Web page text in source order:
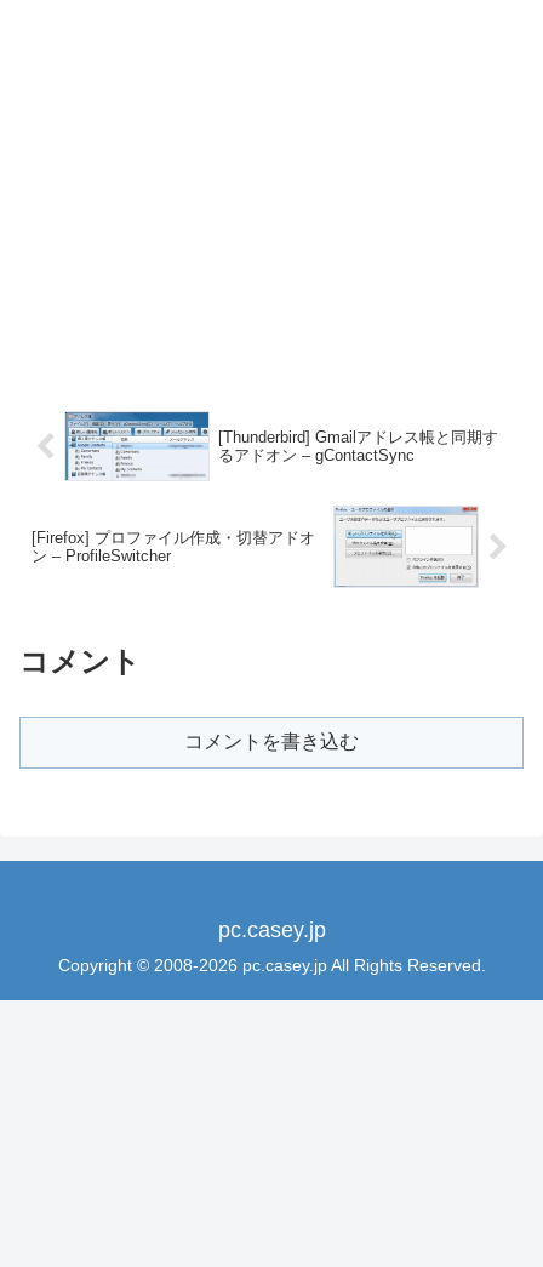
[Thunderbird] Gmailアドレス帳と同期す
るアドオン – gContactSync
[Firefox] プロファイル作成・切替アドオ
ン – ProfileSwitcher
コメント
コメントを書き込む
pc.casey.jp
Copyright © 2008-2026 pc.casey.jp All Rights Reserved.